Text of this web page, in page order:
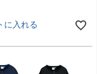
に入れる